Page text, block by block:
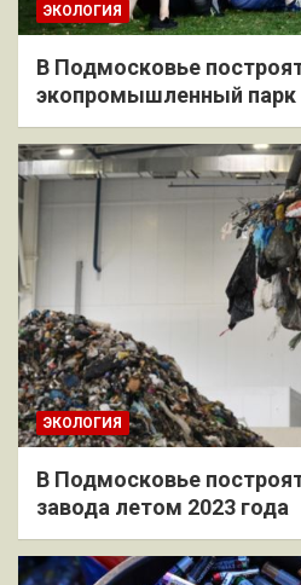
ЭКОЛОГИЯ
В Подмосковье
экопромышленный парк
ЭКОЛОГИЯ
В Подмосковье
завода летом 2023 года